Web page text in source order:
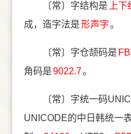
〔常〕字结构是 上
成，造字法是形声字。
〔常〕字仓颉码是
角码是9022.7。
〔常〕字统一码
UNICODE的中日韩统一